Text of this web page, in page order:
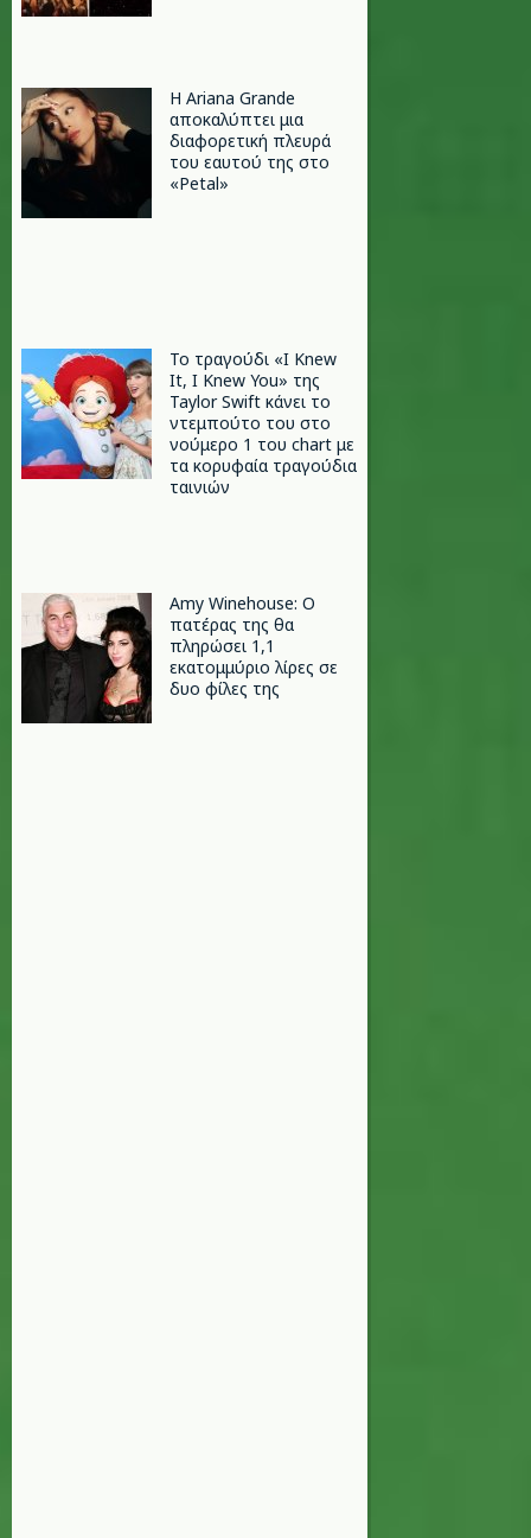
Η Ariana Grande
αποκαλύπτει μια
διαφορετική πλευρά
του εαυτού της στο
«Petal»
Το τραγούδι «I Knew
It, I Knew You» της
Taylor Swift κάνει το
ντεμπούτο του στο
νούμερο 1 του chart με
τα κορυφαία τραγούδια
ταινιών
Amy Winehouse: Ο
πατέρας της θα
πληρώσει 1,1
εκατομμύριο λίρες σε
δυο φίλες της